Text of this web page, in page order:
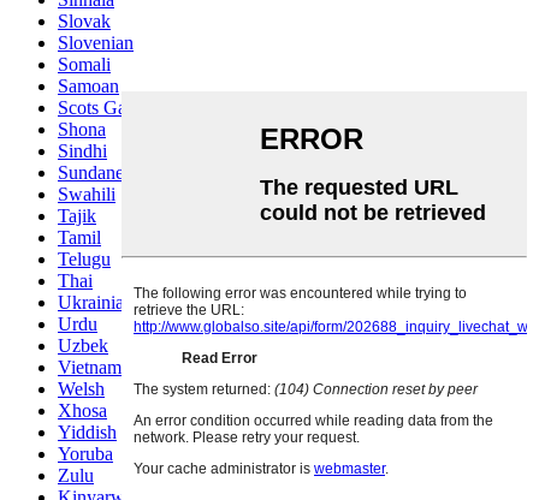
Slovak
Slovenian
Somali
Samoan
Scots Gaelic
Shona
Sindhi
Sundanese
Swahili
Tajik
Tamil
Telugu
Thai
Ukrainian
Urdu
Uzbek
Vietnamese
Welsh
Xhosa
Yiddish
Yoruba
Zulu